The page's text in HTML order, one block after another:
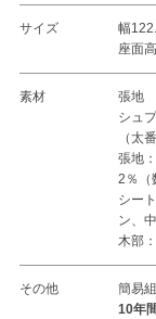
サイズ
幅
座面
素材
張地
シュ
（太
張地
2％（
シー
ン、
木部
その他
簡易
10年